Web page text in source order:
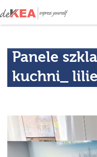
Panele
kuchni_